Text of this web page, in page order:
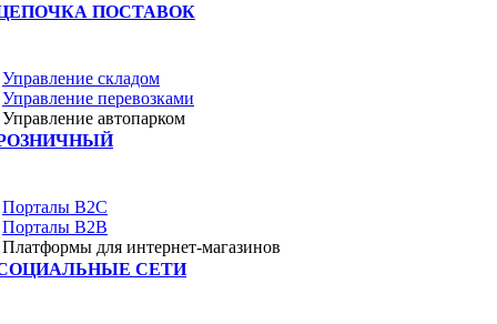
ПОСТАВОК
Управление складом
Управление перевозками
Управление автопарком
Порталы B2C
Порталы B2B
Платформы для интернет-магазинов
СЕТИ